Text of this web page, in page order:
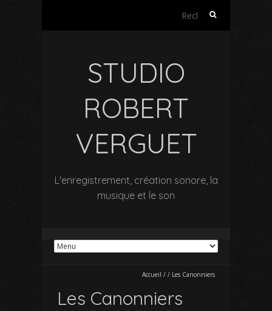
Rechercher :
STUDIO
ROBERT
VERGUET
L'enregistrement, création sonore, la
musique et le son
Accueil / / Les Canonniers
Les Canonniers